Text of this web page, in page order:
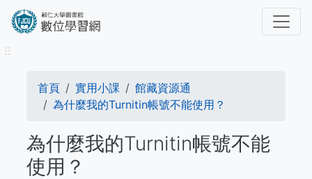
內
⠿
導
航
連
結
首頁 實用小課
館藏資源通
為什麼我的Turnitin帳號不能使用？
為什麼我的Turnitin帳號不能
使用？